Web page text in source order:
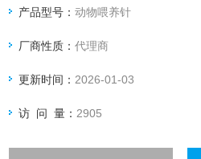
员的特殊需求。
一次性AFN 15G X 3.9“，
SKU：
9927B
产品型号：动物喂养针
厂商性质：代理商
更新时间： 2026-01-03
访 问 量： 2905